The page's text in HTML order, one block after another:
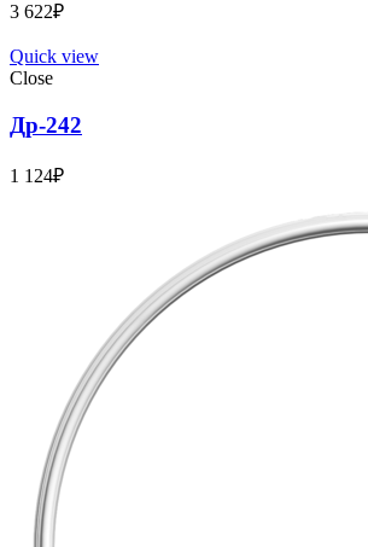
3 622₽
Quick view
Close
Др-242
1 124₽